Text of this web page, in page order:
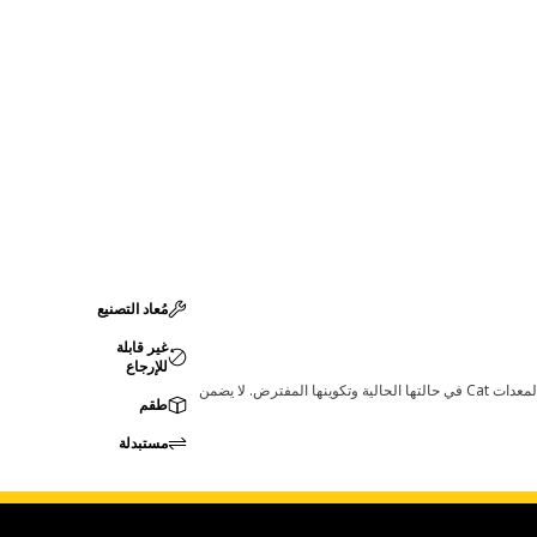
قد تؤدي أي تغييرات في ضبط الشركة المصنعة إلى عدم ملاءمة المنتج لمعدات Cat لديك. يرجى استشارة وكيل Cat لديك قبل الشراء للتأكد من أن هذه القطعة مناسبة لمعدات Cat في حالتها الحالية وتكوينها المفترض. لا يضمن
مُعاد التصنيع
غير قابلة
للإرجاع
طقم
مستبدلة